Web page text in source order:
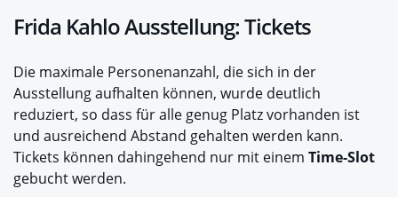
Frida Kahlo Ausstellung: Tickets
Die maximale Personenanzahl, die sich in der
Ausstellung aufhalten können, wurde deutlich
reduziert, so dass für alle genug Platz vorhanden ist
und ausreichend Abstand gehalten werden kann.
Tickets können dahingehend nur mit einem Time-Slot
gebucht werden.